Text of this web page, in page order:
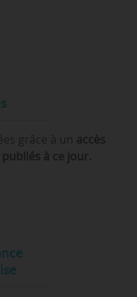
grâce à un accès
à ce jour.